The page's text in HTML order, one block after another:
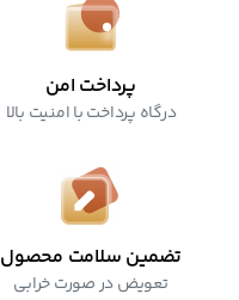
پرداخت امن
درگاه پرداخت با امنیت بالا
تضمین سلامت محصول
تعویض در صورت خرابی